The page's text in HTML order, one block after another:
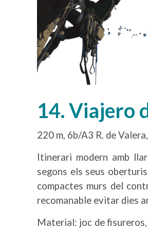
14. Viajero
220 m, 6b/A3 R. de
Itinerari modern amb
segons els seus
compactes murs del
recomanable evitar dies
Material: joc de